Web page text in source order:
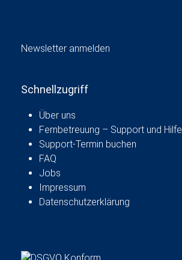
Newsletter anmelden
Schnellzugriff
Über uns
Fernbetreuung – Support und Hilfe
Support-Termin buchen
FAQ
Jobs
Impressum
Datenschutzerklärung